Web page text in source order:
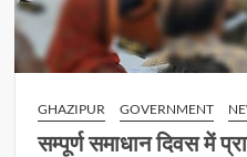
GHAZIPUR GOVERNMENT
सम्पूर्ण समाधान दिवस में